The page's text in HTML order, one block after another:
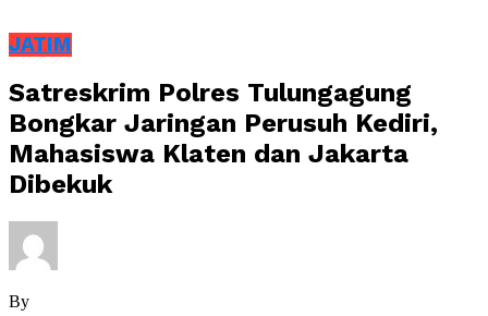
JATIM
Satreskrim Polres Tulungagung
Bongkar Jaringan Perusuh Kediri,
Mahasiswa Klaten dan Jakarta
Dibekuk
By